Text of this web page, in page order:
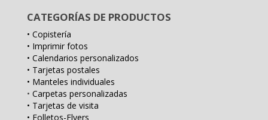
CATEGORÍAS DE PRODUCTOS
• Copistería
• Imprimir fotos
• Calendarios personalizados
• Tarjetas postales
• Manteles individuales
• Carpetas personalizadas
• Tarjetas de visita
• Folletos-Flyers